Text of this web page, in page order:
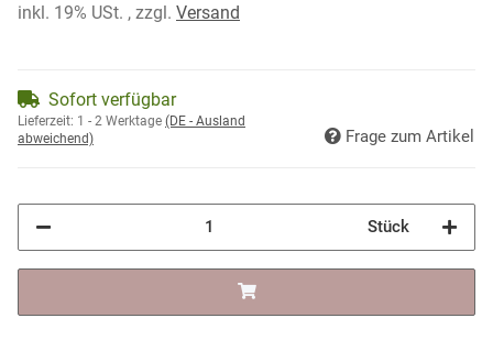
inkl. 19% USt. , zzgl. Versand
Sofort verfügbar
Lieferzeit: 1 - 2 Werktage (DE - Ausland
abweichend)
Frage zum Artikel
Stück